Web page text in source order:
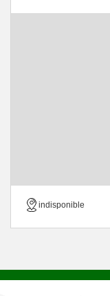
indisponible